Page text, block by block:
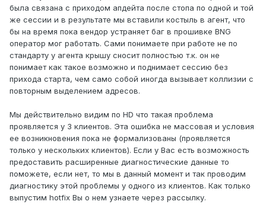
была связана с приходом апдейта после стопа по одной и той
же сессии и в результате мы вставили костыль в агент, что
бы на время пока вендор устраняет баг в прошивке BNG
оператор мог работать. Сами понимаете при работе не по
стандарту у агента крышу сносит полностью т.к. он не
понимает как такое возможно и поднимает сессию без
прихода старта, чем само собой иногда вызывает коллизии с
повторным выделением адресов.
Мы действительно видим по HD что такая проблема
проявляется у 3 клиентов. Эта ошибка не массовая и условия
ее возникновения пока не формализованы (проявляется
только у нескольких клиентов). Если у Вас есть возможность
предоставить расширенные диагностические данные то
поможете, если нет, то мы в данный момент и так проводим
диагностику этой проблемы у одного из клиентов. Как только
выпустим hotfix Вы о нем узнаете через рассылку.